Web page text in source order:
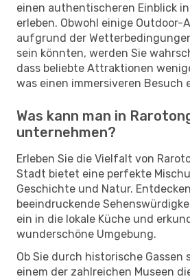
einen authentischeren Einblick
erleben. Obwohl einige Outdoor-
aufgrund der
sein könnten, werden Sie
dass beliebte Attraktionen
was einen immersiveren Besuch
Was kann man in
unternehmen?
Erleben Sie die Vielfalt von
Stadt bietet eine perfekte
Geschichte und Natur.
beeindruckende
ein in die lokale Küche und
wunderschöne Umgebung.
Ob Sie durch historische Gassen
einem der zahlreichen Museen